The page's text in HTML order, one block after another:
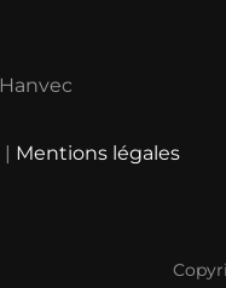
| Mentions légales